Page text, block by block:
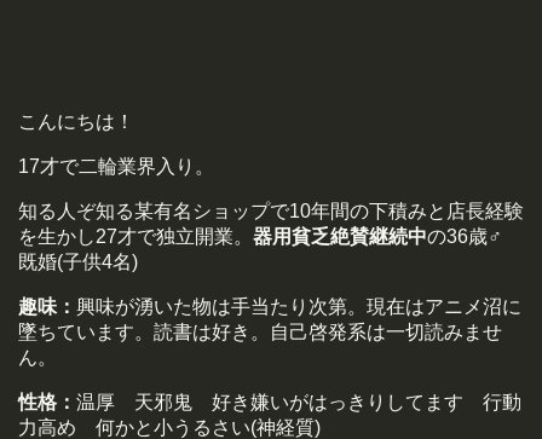
こんにちは！
17才で二輪業界入り。
知る人ぞ知る某有名ショップで10年間の下積みと店長経験
を生かし27才で独立開業。 器用貧乏絶賛継続中の36歳♂
既婚(子供4名)
趣味： 興味が湧いた物は手当たり次第。現在はアニメ沼に
墜ちています。読書は好き。自己啓発系は一切読みませ
ん。
性格： 温厚 天邪鬼 好き嫌いがはっきりしてます 行動
力高め 何かと小うるさい(神経質)